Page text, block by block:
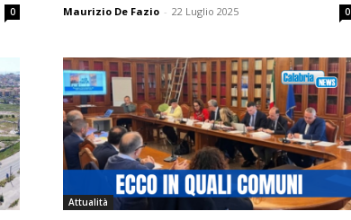
0 Maurizio De Fazio - 22 Luglio 2025 0
Attualità